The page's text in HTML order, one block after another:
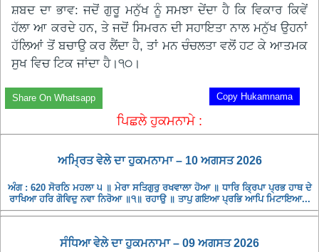
ਸ਼ਬਦ ਦਾ ਭਾਵ: ਜਦੋਂ ਗੁਰੂ ਮਨੁੱਖ ਨੂੰ ਸਮਝਾ ਦੇਂਦਾ ਹੈ ਕਿ ਵਿਕਾਰ ਕਿਵੇਂ
ਹੱਲਾ ਆ ਕਰਦੇ ਹਨ, ਤੇ ਜਦੋਂ ਸਿਮਰਨ ਦੀ ਸਹਾਇਤਾ ਨਾਲ ਮਨੁੱਖ ਉਹਨਾਂ
ਹੱਲਿਆਂ ਤੋਂ ਬਚਾਉ ਕਰ ਲੈਂਦਾ ਹੈ, ਤਾਂ ਮਨ ਚੰਚਲਤਾ ਵਲੋਂ ਹਟ ਕੇ ਆਤਮਕ
ਸੁਖ ਵਿਚ ਟਿਕ ਜਾਂਦਾ ਹੈ।੧੦।
Copy Hukamnama
Share On Whatsapp
ਪਿਛਲੇ ਹੁਕਮਨਾਮੇ :
ਅਮ੍ਰਿਤ ਵੇਲੇ ਦਾ ਹੁਕਮਨਾਮਾ – 10 ਅਗਸਤ 2026
ਅੰਗ : 620 ਸੋਰਠਿ ਮਹਲਾ ੫ ॥ ਮੇਰਾ ਸਤਿਗੁਰੁ ਰਖਵਾਲਾ ਹੋਆ ॥ ਧਾਰਿ ਕ੍ਰਿਪਾ ਪ੍ਰਭ ਹਾਥ ਦੇ
ਰਾਖਿਆ ਹਰਿ ਗੋਵਿਦੁ ਨਵਾ ਨਿਰੋਆ ॥੧॥ ਰਹਾਉ ॥ ਤਾਪੁ ਗਇਆ ਪ੍ਰਭਿ ਆਪਿ ਮਿਟਾਇਆ...
ਸੰਧਿਆ ਵੇਲੇ ਦਾ ਹੁਕਮਨਾਮਾ – 09 ਅਗਸਤ 2026